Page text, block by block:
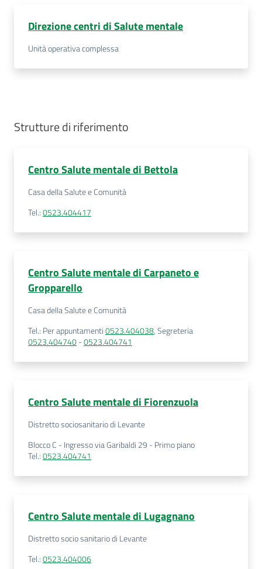
Salute
Novità
Imprese
ed Enti
Direzione centri di Salute mentale
Unità operativa complessa
Strutture di riferimento
Centro Salute mentale di Bettola
Casa della Salute e Comunità
Tel.:0523.404417
Centro Salute mentale di Carpaneto e
Gropparello
Casa della Salute e Comunità
Tel.: Per appuntamenti0523.404038,Segreteria
0523.404740-0523.404741
Centro Salute mentale di Fiorenzuola
Distretto sociosanitario di Levante
Blocco C - Ingresso via Garibaldi 29 - Primo piano
Tel.:0523.404741
Centro Salute mentale di Lugagnano
Distretto socio sanitario di Levante
Tel.:0523.404006